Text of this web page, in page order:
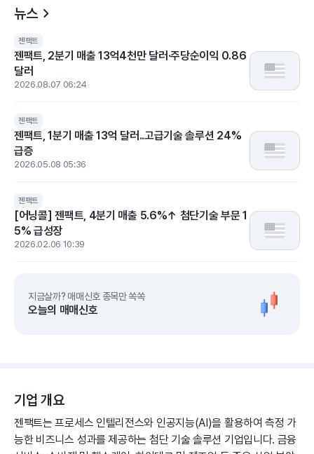
뉴스
젠팩트
젠팩트, 2분기 매출 13억4천만 달러·주당순이익 0.86
달러
2026.08.07 06:24
젠팩트
젠팩트, 1분기 매출 13억 달러..고급기술 솔루션 24%
급증
2026.05.08 05:36
젠팩트
[어닝콜] 젠팩트, 4분기 매출 5.6%↑ 첨단기술 부문 1
5% 급성장
2026.02.06 10:39
지금살까? 매매신호 종목만 쏙쏙
오늘의 매매신호
기업 개요
젠팩트는 프로세스 인텔리전스와 인공지능(AI)을 활용하여 측정 가
능한 비즈니스 성과를 제공하는 첨단 기술 솔루션 기업입니다. 금융